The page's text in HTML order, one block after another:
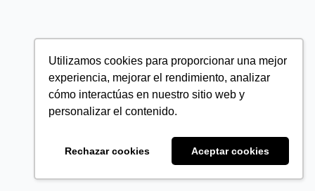
Utilizamos cookies para proporcionar una mejor
experiencia, mejorar el rendimiento, analizar
cómo interactúas en nuestro sitio web y
personalizar el contenido.
Rechazar cookies Aceptar cookies